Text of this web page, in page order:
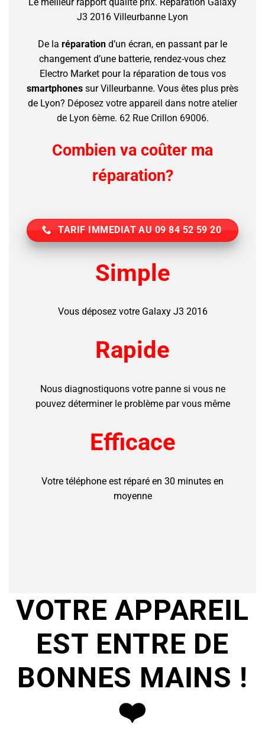
Le meilleur rapport qualité prix. Réparation Galaxy
J3 2016 Villeurbanne Lyon
De la réparation d’un écran, en passant par le
changement d’une batterie, rendez-vous chez
Electro Market pour la réparation de tous vos
smartphones sur Villeurbanne. Vous êtes plus près
de Lyon? Déposez votre appareil dans notre atelier
de Lyon 6ème. 62 Rue Crillon 69006.
Combien va coûter ma
réparation?
TARIF IMMEDIAT AU 09 84 52 59 20
Simple
Vous déposez votre Galaxy J3 2016
Rapide
Nous diagnostiquons votre panne si vous ne
pouvez déterminer le problème par vous même
Efficace
Votre téléphone est réparé en 30 minutes en
moyenne
VOTRE APPAREIL
EST ENTRE DE
BONNES MAINS !
❤️